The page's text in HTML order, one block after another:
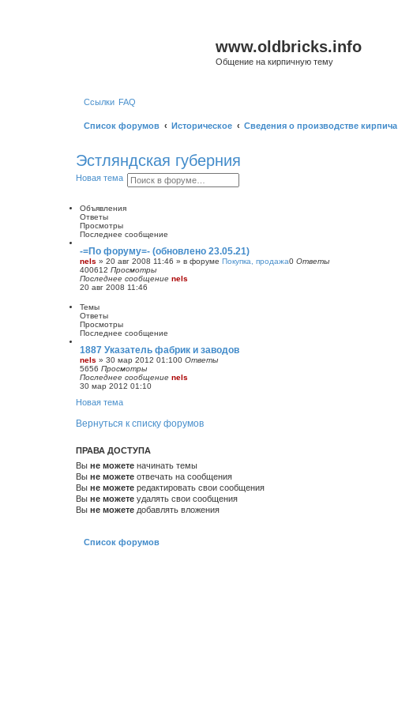
www.oldbricks.info
Общение на кирпичную тему
Ссылки FAQ
Список форумов Историческое Сведения о производстве кирпича
Эстляндская губерния
Новая тема П
о
Р
а
е
н
ы
й
п
о
Объявления
Ответы
Просмотры
Последнее сообщение
-=По форуму=- (обновлено 23.05.21)
nels » 20 авг 2008 11:46 » в форуме Покупка, продажа0 Ответы
400612 Просмотры
Последнее сообщение nels
20 авг 2008 11:46
Темы
Ответы
Просмотры
Последнее сообщение
1887 Указатель фабрик и заводов
nels » 30 мар 2012 01:100 Ответы
5656 Просмотры
Последнее сообщение nels
30 мар 2012 01:10
Новая тема
Вернуться к списку форумов
ПРАВА ДОСТУПА
Вы не можете начинать темы
Вы не можете отвечать на сообщения
Вы не можете редактировать свои сообщения
Вы не можете удалять свои сообщения
Вы не можете добавлять вложения
Список форумов